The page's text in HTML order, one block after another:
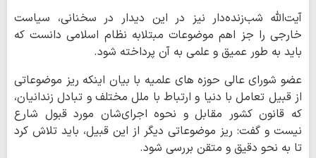
آیت‌الله شب‌زنده‌دار نیز در این دیدار در سخنانی، سیاست
خارجی را جز اهم موضوعات مبتلابه نظام اسلامی دانست که
باید به طور عمیق و علمی به آن پرداخته شود.
عضو شورای عالی حوزه های علمیه با بیان اینکه ریز موضوعاتی
از قبیل تعامل با دنیا و ارتباط با ملل مختلف و تبادل زندانیان،
که قانون کشور مقابل و نحوه اجرای‌شان مورد قبول شارع
نیست و گفت: ریز موضوعاتی دیگر از این قبیل، باید تلاش کرد
تا به نحو دقیق و متقن بررسی شود.